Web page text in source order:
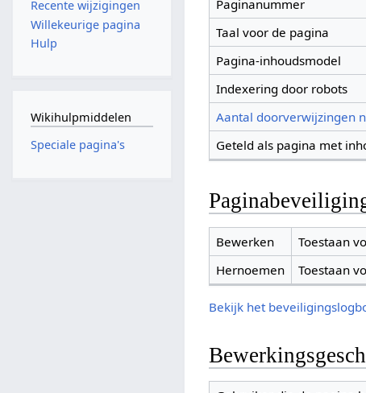
Paginanummer
Taal voor de pagina
Pagina-inhoudsmodel
Indexering door robots
Aantal doorverwijzingen
Geteld als pagina met
Bewerken
Toestaan
Hernoemen
Toestaan
Bekijk het
Recente wijzigingen
Willekeurige pagina
Hulp
Wikihulpmiddelen
Speciale pagina's